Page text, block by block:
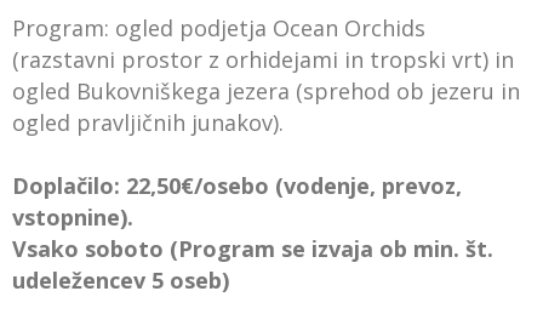
Program: ogled podjetja Ocean Orchids
(razstavni prostor z orhidejami in tropski vrt) in
ogled Bukovniškega jezera (sprehod ob jezeru in
ogled pravljičnih junakov).
Doplačilo: 22,50€/osebo (vodenje, prevoz,
vstopnine).
Vsako soboto (Program se izvaja ob min. št.
udeležencev 5 oseb)